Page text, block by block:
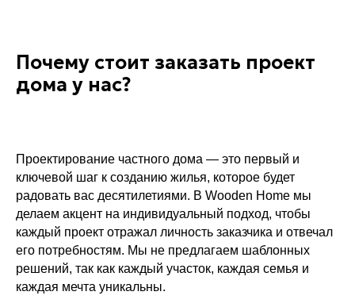
Почему стоит заказать проект
дома у нас?
Проектирование частного дома — это первый и
ключевой шаг к созданию жилья, которое будет
радовать вас десятилетиями. В Wooden Home мы
делаем акцент на индивидуальный подход, чтобы
каждый проект отражал личность заказчика и отвечал
его потребностям. Мы не предлагаем шаблонных
решений, так как каждый участок, каждая семья и
каждая мечта уникальны.